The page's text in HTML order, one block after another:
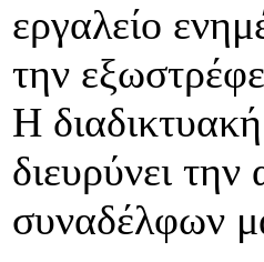
εργαλείο
την
Η
διευρύνει
συναδέλφων